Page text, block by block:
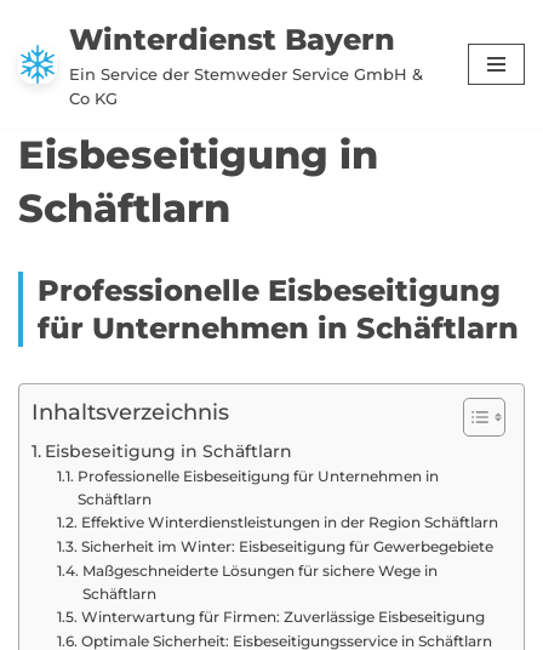
Zum
Inhalt
Winterdienst Bayern
Ein Service der Stemweder Service GmbH &
Co KG
Eisbeseitigung in
Schäftlarn
Professionelle Eisbeseitigung
für Unternehmen in Schäftlarn
Inhaltsverzeichnis
Eisbeseitigung in Schäftlarn
Professionelle Eisbeseitigung für Unternehmen in
Schäftlarn
Effektive Winterdienstleistungen in der Region Schäftlarn
Sicherheit im Winter: Eisbeseitigung für Gewerbegebiete
Maßgeschneiderte Lösungen für sichere Wege in
Schäftlarn
Winterwartung für Firmen: Zuverlässige Eisbeseitigung
Optimale Sicherheit: Eisbeseitigungsservice in Schäftlarn